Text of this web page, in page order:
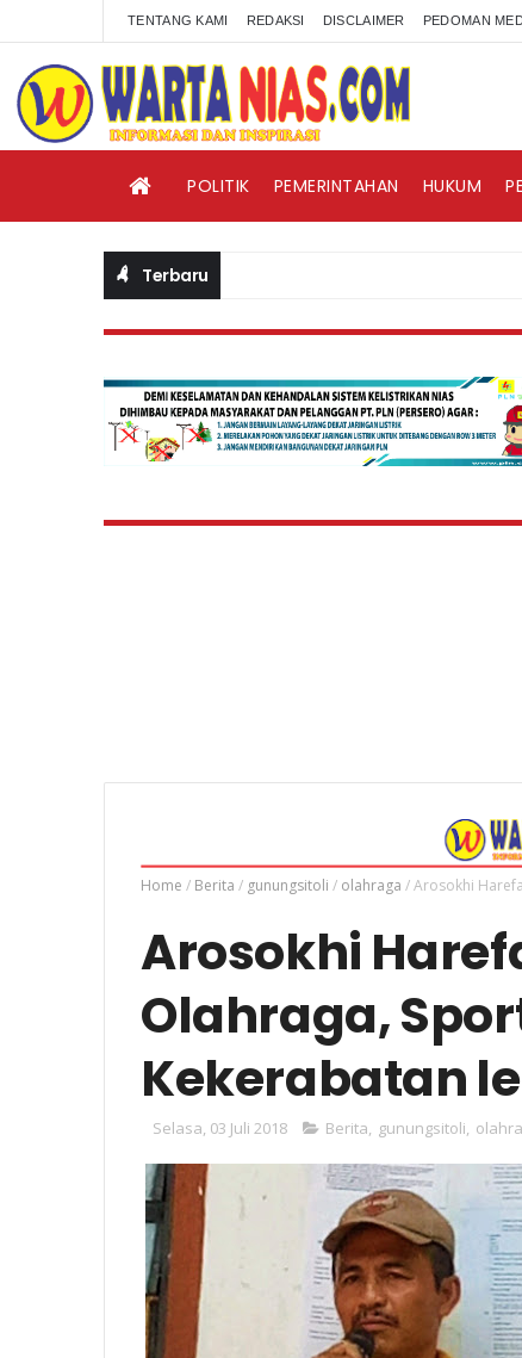
TENTANG KAMI REDAKSI DISCLAIMER PEDOMAN
POLITIK PEMERINTAHAN HUKUM
Terbaru
Home / Berita / gunungsitoli / olahraga /Arosokhi
Arosokhi
Olahraga,
Kekerabatan
Selasa, 03 Juli 2018 Berita gunungsitoli